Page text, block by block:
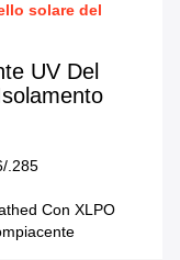
solare del
UV Del
.285
Con XLPO